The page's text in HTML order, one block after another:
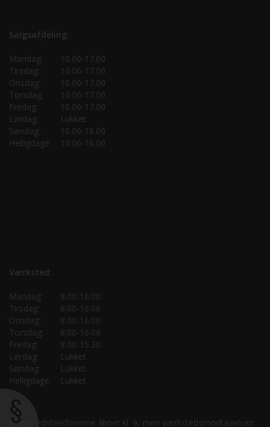
Salgsafdeling:
Mandag:
10.00-17.00
Tirsdag:
10.00-17.00
Onsdag:
10.00-17.00
Torsdag:
10.00-17.00
Fredag:
10.00-17.00
Lørdag:
Lukket
Søndag:
10.00-16.00
Helligdage:
10.00-16.00
Værksted:
Mandag:
8.00-16.00
Tirsdag:
8.00-16.00
Onsdag:
8.00-16.00
Torsdag:
8.00-16.00
Fredag:
8.00-15.30
Lørdag:
Lukket
Søndag:
Lukket
Helligdage:
Lukket
Værkstedstelefonerne åbner kl. 9, men værkstedsmodtagelsen